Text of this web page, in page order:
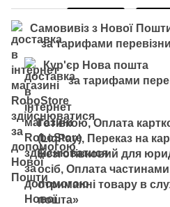
Самовивіз з
за тарифами
Кур'єр
за тарифами
Готівкою, Оплата
(LiqPay), Переказ на
Безготівковий для
осіб, Оплата
отриманні товару в
пошта»